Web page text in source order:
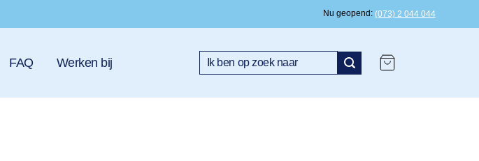
Nu geopend (073) 2 044 044
FAQ Werken bij
Zoeken